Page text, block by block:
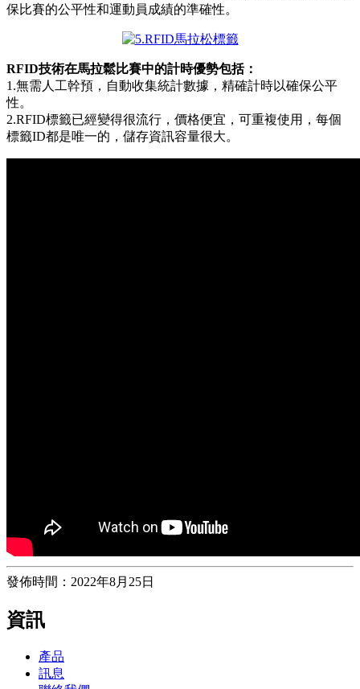
保比賽的公平性和運動員成績的準確性。
RFID技術在馬拉鬆比賽中的計時優勢包括：
1.無需人工幹預，自動收集統計數據，精確計時以確保公平
性。
2.RFID標籤已經變得很流行，價格便宜，可重複使用，每個
標籤ID都是唯一的，儲存資訊容量很大。
發佈時間：2022年8月25日
資訊
產品
訊息